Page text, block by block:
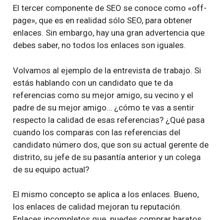
El tercer componente de SEO se conoce como «off-
page», que es en realidad sólo SEO, para obtener
enlaces. Sin embargo, hay una gran advertencia que
debes saber, no todos los enlaces son iguales.
Volvamos al ejemplo de la entrevista de trabajo. Si
estás hablando con un candidato que te da
referencias como su mejor amigo, su vecino y el
padre de su mejor amigo… ¿cómo te vas a sentir
respecto la calidad de esas referencias? ¿Qué pasa
cuando los comparas con las referencias del
candidato número dos, que son su actual gerente de
distrito, su jefe de su pasantía anterior y un colega
de su equipo actual?
El mismo concepto se aplica a los enlaces. Bueno,
los enlaces de calidad mejoran tu reputación.